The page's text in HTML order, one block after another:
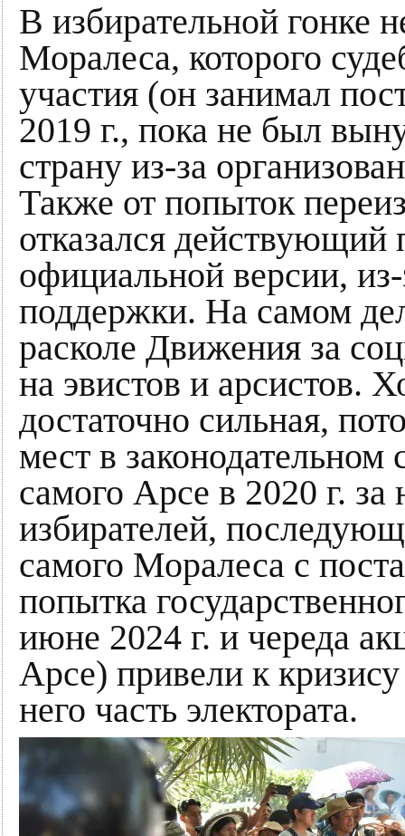
В избирательной гонке
Моралеса, которого
участия (он занимал
2019 г., пока не был
страну из-за
Также от попыток
отказался
официальной версии,
поддержки. На самом
расколе Движения за
на эвистов и арсистов.
достаточно сильная,
мест в
самого Арсе в 2020 г. за
избирателей,
самого Моралеса с
попытка
июне 2024 г. и череда
Арсе) привели к
него часть электората.